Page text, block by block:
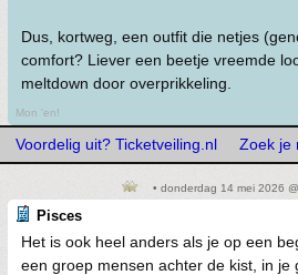
Dus, kortweg, een outfit die netjes
comfort? Liever een beetje vreemde
meltdown door overprikkeling.
Mon 'en!
Voordelig uit? Ticketveiling.nl Zoek je
• donderdag 14 mei 2026
Pisces
Het is ook heel anders als je op een
een groep mensen achter de kist, in je